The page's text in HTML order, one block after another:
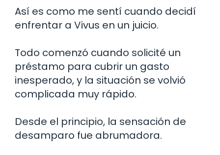
Así es como me sentí cuando decidí
enfrentar a Vivus en un juicio.
Todo comenzó cuando solicité un
préstamo para cubrir un gasto
inesperado, y la situación se volvió
complicada muy rápido.
Desde el principio, la sensación de
desamparo fue abrumadora.